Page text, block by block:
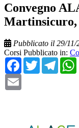
Convegno
Martinsicuro,
Pubblicato il 29/11/
Corsi Pubblicato in:
Facebook
Twitter
Email